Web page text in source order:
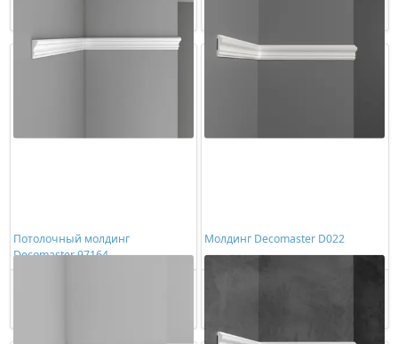
Потолочный молдинг
Decomaster 97164
Молдинг Decomaster D022